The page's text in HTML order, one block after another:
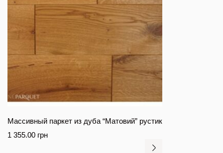
Массивный паркет из дуба “Матовий” рустик
1 355.00 грн